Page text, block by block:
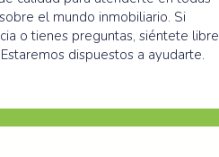
el mundo inmobiliario. Si
o tienes preguntas, siéntete libre
dispuestos a ayudarte.